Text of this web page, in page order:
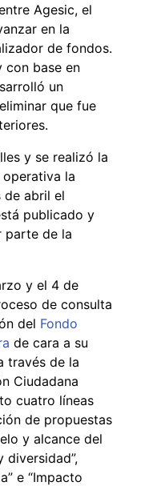
Agesic, el
en la
de fondos.
con base en
un
que fue
y se realizó la
la
de abril el
publicado y
parte de la
y el 4 de
de consulta
del Fondo
de cara a su
través de la
Ciudadana
cuatro líneas
de propuestas
y alcance del
diversidad”,
e “Impacto